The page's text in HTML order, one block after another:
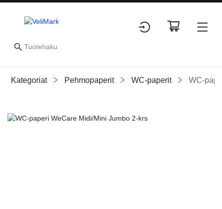
Kategoriat Pehmopaperit WC-paperit WC-
Slide 1 of 1